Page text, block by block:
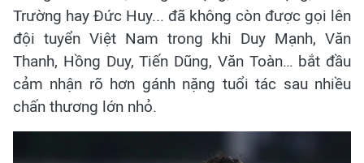
Trường hay Đức Huy... đã không còn được gọi lên
đội tuyển Việt Nam trong khi Duy Mạnh, Văn
Thanh, Hồng Duy, Tiến Dũng, Văn Toàn… bắt đầu
cảm nhận rõ hơn gánh nặng tuổi tác sau nhiều
chấn thương lớn nhỏ.